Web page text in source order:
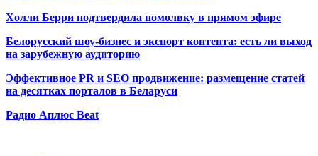
Холли Берри подтвердила помолвку в прямом эфире
Белорусский шоу-бизнес и экспорт контента: есть ли выход
на зарубежную аудиторию
Эффективное PR и SEO продвижение: размещение статей
на десятках порталов в Беларуси
Радио Аплюс Beat